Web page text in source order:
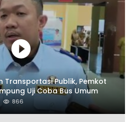
Transportasi Publik, Pemkot
Uji Coba Bus Umum
866